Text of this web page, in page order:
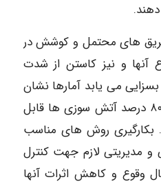
های محتمل و کوشش در
و نیز کاستن از شدت
می یابد آمارها نشان
می دهند که قریب ۷۵ تا ۸۰ درصد آتش سوزی ها قابل
بکارگیری روش های مناسب
و مدیریتی لازم جهت کنترل
وقوع و کاهش اثرات آنها